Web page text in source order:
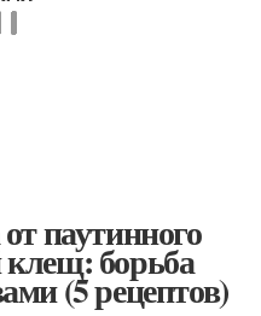
паутинного
борьба
(5 рецептов)